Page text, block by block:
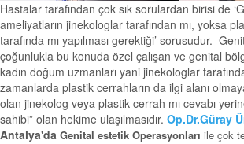
Hastalar tarafından çok sık sorulardan birisi de
ameliyatların jinekologlar tarafından mı, yoksa
tarafında mı yapılması gerektiği’ sorusudur.
çoğunlukla bu konuda özel çalışan ve genital
kadın doğum uzmanları yani jinekologlar
zamanlarda plastik cerrahların da ilgi alanı
olan jinekolog veya plastik cerrah mı cevabı
sahibi” olan hekime ulaşılmasıdır. Op.Dr.Güray
Antalya'da Genital estetik Operasyonları ile çok